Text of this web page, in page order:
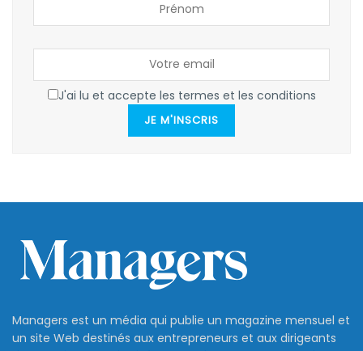
J'ai lu et accepte les termes et les conditions
JE M'INSCRIS
Managers est un média qui publie un magazine mensuel et
un site Web destinés aux entrepreneurs et aux dirigeants